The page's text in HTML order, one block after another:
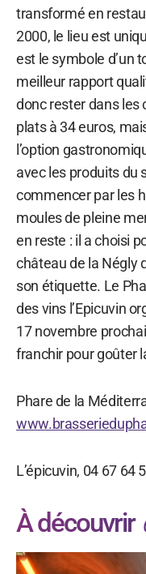
transformé en
2000, le lieu est
est le symbole d’un
meilleur rapport
donc rester dans les
plats à 34 euros,
l’option
avec les produits du
commencer par les
moules de pleine
en reste : il a choisi
château de la Négly
son étiquette. Le
des vins l’Epicuvin
17 novembre
franchir pour goûter
Phare de la
L’épicuvin, 04 67 64
À découvrir